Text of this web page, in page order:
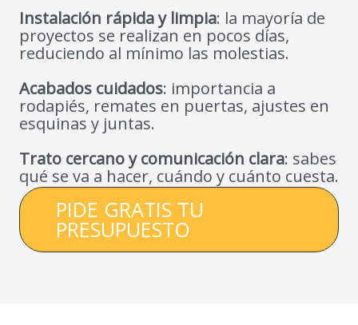
Instalación rápida y limpia: la mayoría de
proyectos se realizan en pocos días,
reduciendo al mínimo las molestias.
Acabados cuidados: importancia a
rodapiés, remates en puertas, ajustes en
esquinas y juntas.
Trato cercano y comunicación clara: sabes
qué se va a hacer, cuándo y cuánto cuesta.
PIDE GRATIS TU
PRESUPUESTO